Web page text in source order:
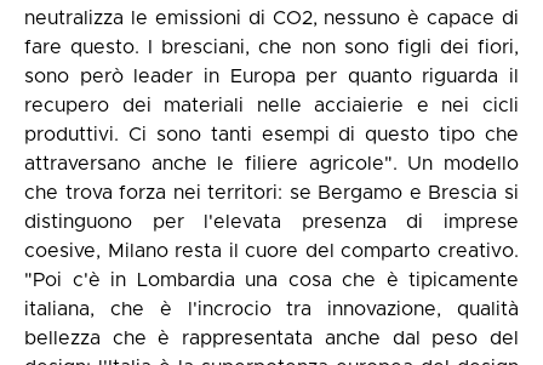
neutralizza le emissioni di CO2, nessuno è capace di
fare questo. I bresciani, che non sono figli dei fiori,
sono però leader in Europa per quanto riguarda il
recupero dei materiali nelle acciaierie e nei cicli
produttivi. Ci sono tanti esempi di questo tipo che
attraversano anche le filiere agricole". Un modello
che trova forza nei territori: se Bergamo e Brescia si
distinguono per l'elevata presenza di imprese
coesive, Milano resta il cuore del comparto creativo.
"Poi c'è in Lombardia una cosa che è tipicamente
italiana, che è l'incrocio tra innovazione, qualità
bellezza che è rappresentata anche dal peso del